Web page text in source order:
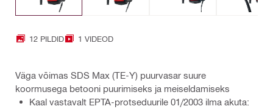
12 PILDID 1 VIDEOD
Väga võimas SDS Max (TE-Y) puurvasar suure
koormusega betooni puurimiseks ja meiseldamiseks
Kaal vastavalt EPTA-protseduurile 01/2003 ilma akuta: